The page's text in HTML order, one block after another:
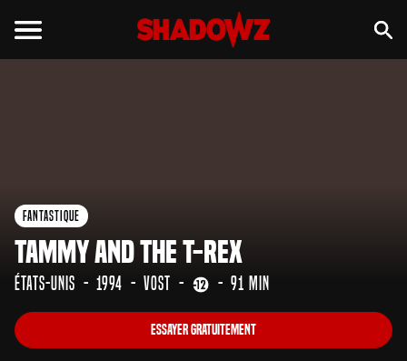
Fantastique
Tammy and the T-Rex
États-Unis 1994 VOST 91 min
Essayer gratuitement